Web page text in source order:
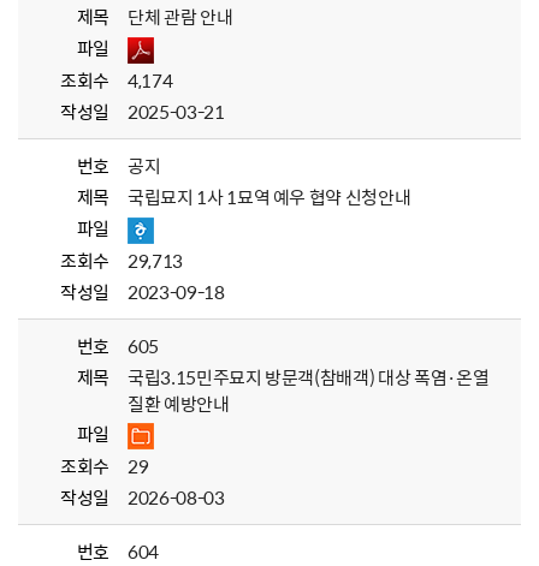
제목
단체 관람 안내
파일
조회수
4,174
작성일
2025-03-21
번호
공지
제목
국립묘지 1사 1묘역 예우 협약 신청안내
파일
조회수
29,713
작성일
2023-09-18
번호
605
제목
국립3.15민주묘지 방문객(참배객) 대상 폭염·온열
질환 예방안내
파일
조회수
29
작성일
2026-08-03
번호
604